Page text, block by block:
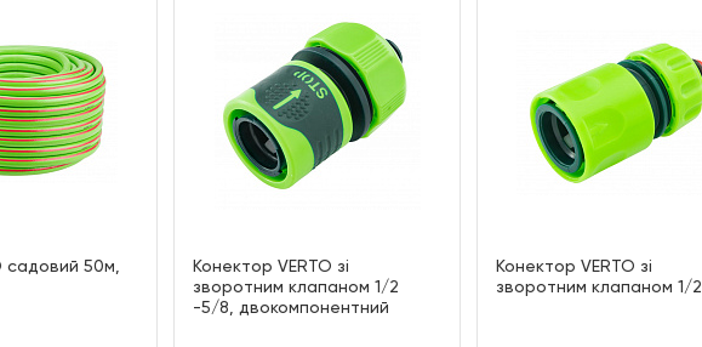
садовий 50м,
Конектор VERTO зі
зворотним клапаном 1/2
-5/8, двокомпонентний
Конектор VERTO зі
зворотним клапаном 1/2